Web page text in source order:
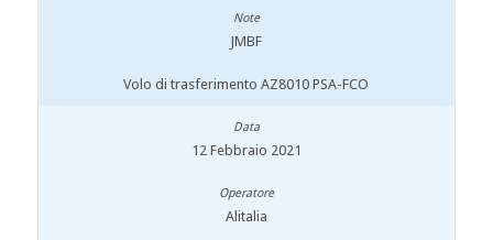
JMBF
Volo di trasferimento AZ8010 PSA-FCO
12 Febbraio 2021
Alitalia